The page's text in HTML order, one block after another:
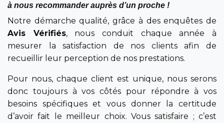
à nous recommander auprès d’un proche !
Notre démarche qualité, grâce à des enquêtes de
Avis Vérifiés, nous conduit chaque année à
mesurer la satisfaction de nos clients afin de
recueillir leur perception de nos prestations.
Pour nous, chaque client est unique, nous serons
donc toujours à vos côtés pour répondre à vos
besoins spécifiques et vous donner la certitude
d’avoir fait le meilleur choix. Vous satisfaire ; c’est